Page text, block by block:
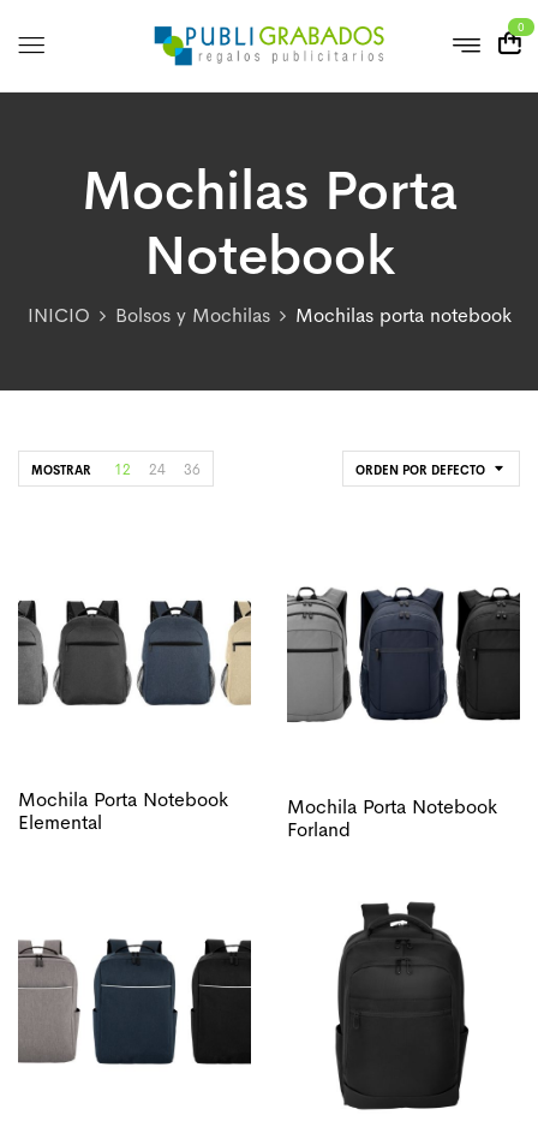
0
Mochilas Porta
Notebook
INICIO Bolsos y Mochilas Mochilas porta notebook
ORDEN POR DEFECTO
MOSTRAR 12 24 36
Mochila Porta Notebook
Elemental
Mochila Porta Notebook
Forland